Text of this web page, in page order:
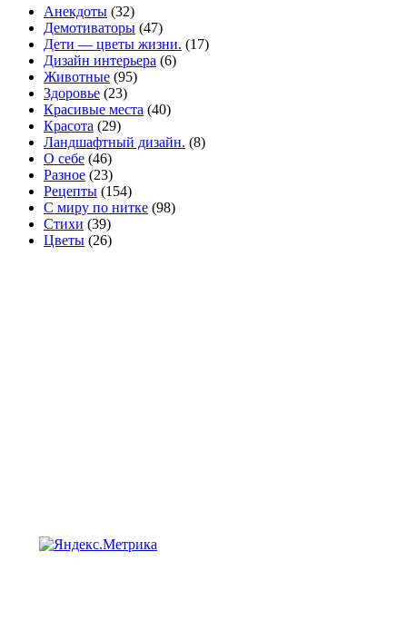
Анекдоты (32)
Демотиваторы (47)
Дети — цветы жизни. (17)
Дизайн интерьера (6)
Животные (95)
Здоровье (23)
Красивые места (40)
Красота (29)
Ландшафтный дизайн. (8)
О себе (46)
Разное (23)
Рецепты (154)
С миру по нитке (98)
Стихи (39)
Цветы (26)